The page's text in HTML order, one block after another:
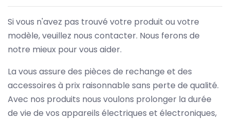
Si vous n'avez pas trouvé votre produit ou votre
modèle, veuillez nous contacter. Nous ferons de
notre mieux pour vous aider.
La vous assure des pièces de rechange et des
accessoires à prix raisonnable sans perte de qualité.
Avec nos produits nous voulons prolonger la durée
de vie de vos appareils électriques et électroniques,